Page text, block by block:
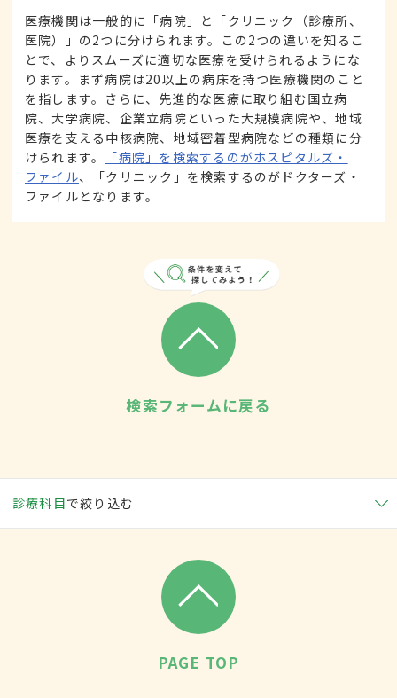
医療機関は一般的に「病院」と「クリニック（診療所、
医院）」の2つに分けられます。この2つの違いを知るこ
とで、よりスムーズに適切な医療を受けられるようにな
ります。まず病院は20以上の病床を持つ医療機関のこと
を指します。さらに、先進的な医療に取り組む国立病
院、大学病院、企業立病院といった大規模病院や、地域
医療を支える中核病院、地域密着型病院などの種類に分
けられます。
「病院」を検索するのがホスピタルズ・
ファイル、「クリニック」を検索するのがドクターズ・
ファイルとなります。
検索フォームに戻る
診療科目で絞り込む
PAGE TOP